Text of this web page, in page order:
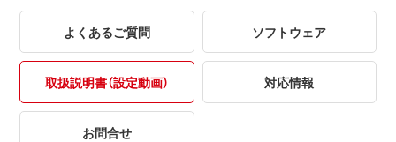
よくあるご質問 ソフトウェア
取扱説明書（設定動画） 対応情報
お問合せ